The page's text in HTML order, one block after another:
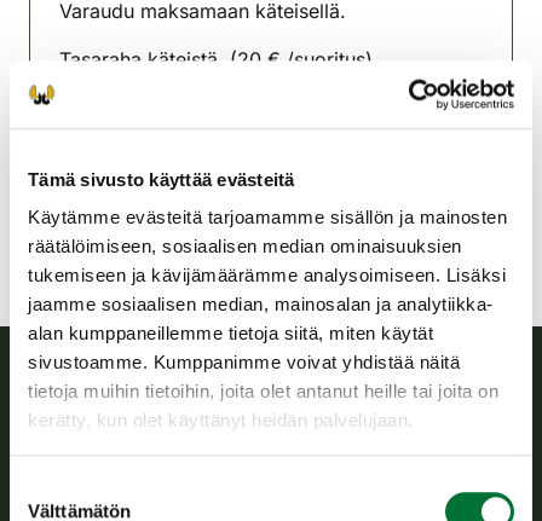
Tämä sivusto käyttää evästeitä
Käytämme evästeitä tarjoamamme sisällön ja mainosten
räätälöimiseen, sosiaalisen median ominaisuuksien
tukemiseen ja kävijämäärämme analysoimiseen. Lisäksi
jaamme sosiaalisen median, mainosalan ja analytiikka-
alan kumppaneillemme tietoja siitä, miten käytät
sivustoamme. Kumppanimme voivat yhdistää näitä
tietoja muihin tietoihin, joita olet antanut heille tai joita on
kerätty, kun olet käyttänyt heidän palvelujaan.
valinta
Välttämätön
Varaudu maksamaan käteisellä.
Tasaraha käteistä. (20 € /suoritus)
eura@rhy.riista.fi
Suomen riistakeskus
riistanhoitoyhdistysten toimintaa ja huolehtii riistapolitiikan